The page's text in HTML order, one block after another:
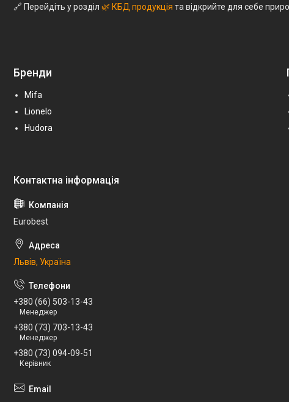
🔗 Перейдіть у розділ 🌿 КБД продукція та відкрийте для себе
Бренди
Mifa
Lionelo
Hudora
Eurobest
Львів, Україна
+380 (66) 503-13-43
Менеджер
+380 (73) 703-13-43
Менеджер
+380 (73) 094-09-51
Керівник